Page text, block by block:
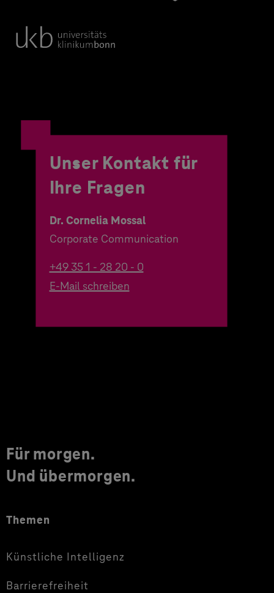
Unser Kontakt für
Ihre Fragen
Dr. Cornelia Mossal
Corporate Communication
+49 35 1 - 28 20 - 0
E-Mail schreiben
Für morgen.
Und übermorgen.
Themen
Künstliche Intelligenz
Barrierefreiheit